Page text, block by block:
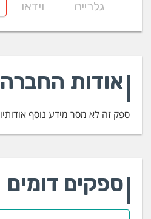
גלרייה
וידאו
אודות החברה
ספק זה לא מסר מידע נוסף אודותיו
ספקים דומים